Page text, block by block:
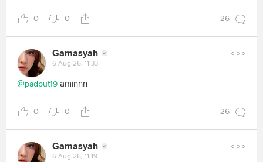
0 0 26
Gamasyah
6 Aug 26, 11:33
@padput19 aminnn
0 0 26
Gamasyah
6 Aug 26, 11:19